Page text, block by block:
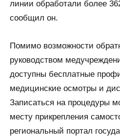
линии обработали более
сообщил он.
Помимо возможности
руководством
доступны бесплатные
медицинские осмотры и
Записаться на процедуры
месту прикрепления
региональный портал